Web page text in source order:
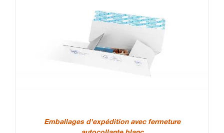
Emballages d'expédition avec fermeture